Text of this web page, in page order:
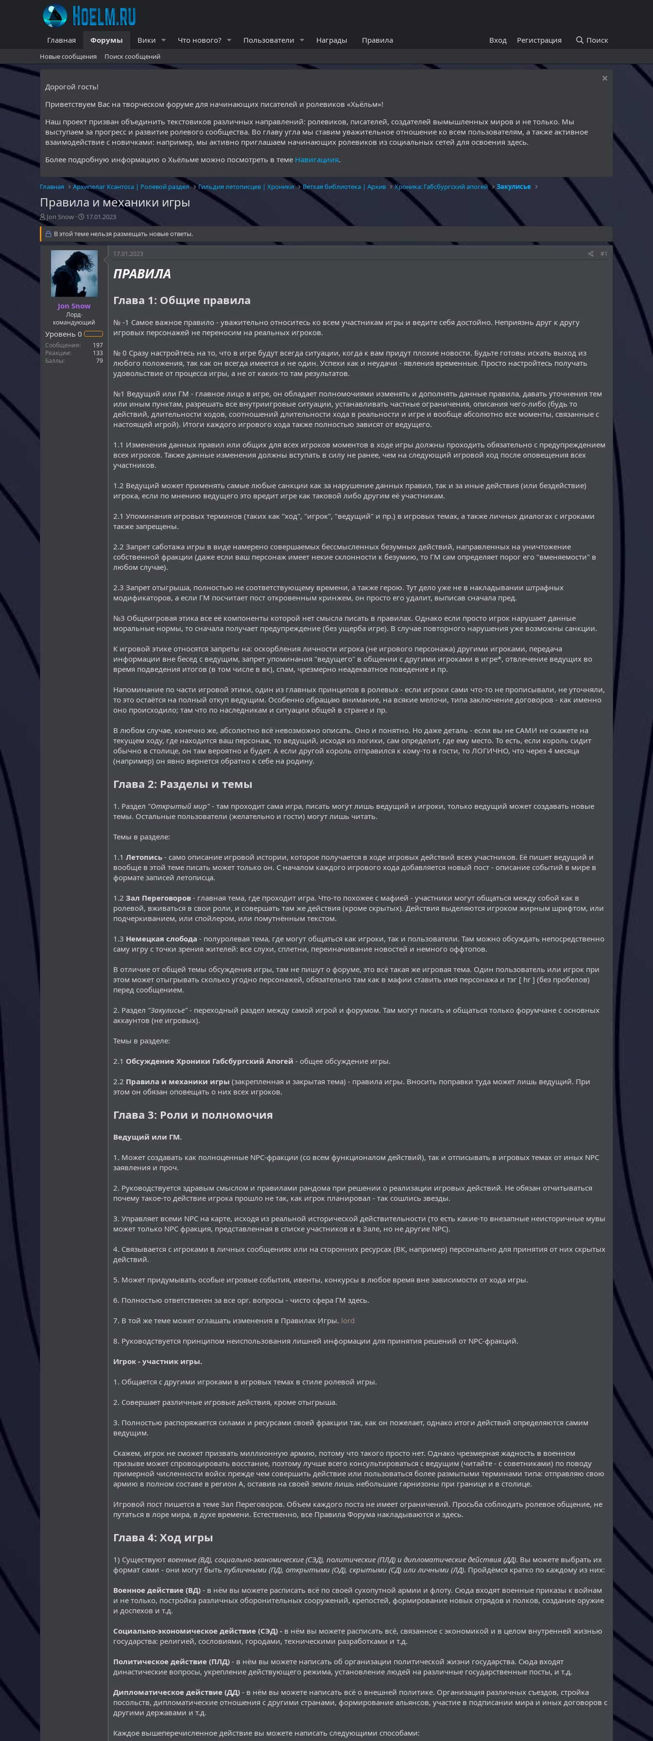
Главная Форумы Вики Что нового? Пользователи Награды Правила Вход Регистрация Поиск
Новые сообщения Поиск сообщений
Дорогой гость!
Приветствуем Вас на творческом форуме для начинающих писателей и ролевиков «Хьёльм»!
Наш проект призван объединить текстовиков различных направлений: ролевиков, писателей, создателей вымышленных миров и не только. Мы
выступаем за прогресс и развитие ролевого сообщества. Во главу угла мы ставим уважительное отношение ко всем пользователям, а также активное
взаимодействие с новичками: например, мы активно приглашаем начинающих ролевиков из социальных сетей для освоения здесь.
Более подробную информацию о Хьёльме можно посмотреть в теме Навигациия.
Главная Архипелаг Ксантоса | Ролевой раздел Гильдия летописцев | Хроники Ветхая библиотека | Архив Хроника: Габсбургский апогей Закулисье
Правила и механики игры
А
в
т
Jon Snow
Д
т
а
н
а
ч
а
л
а
17.01.2023
В этой теме нельзя размещать новые ответы.
Jon Snow
Лорд-
командующий
Уровень 0
Сообщения
197
Реакции
133
Баллы
79
17.01.2023 #1
ПРАВИЛА
Глава 1: Общие правила
№ -1 Самое важное правило - уважительно относитесь ко всем участникам игры и ведите себя достойно. Неприязнь друг к другу
игровых персонажей не переносим на реальных игроков.
№ 0 Сразу настройтесь на то, что в игре будут всегда ситуации, когда к вам придут плохие новости. Будьте готовы искать выход из
любого положения, так как он всегда имеется и не один. Успехи как и неудачи - явления временные. Просто настройтесь получать
удовольствие от процесса игры, а не от каких-то там результатов.
№1 Ведущий или ГМ - главное лицо в игре, он обладает полномочиями изменять и дополнять данные правила, давать уточнения тем
или иным пунктам, разрешать все внутриигровые ситуации, устанавливать частные ограничения, описания чего-либо (будь то
действий, длительности ходов, соотношений длительности хода в реальности и игре и вообще абсолютно все моменты, связанные с
настоящей игрой). Итоги каждого игрового хода также полностью зависят от ведущего.
1.1 Изменения данных правил или общих для всех игроков моментов в ходе игры должны проходить обязательно с предупреждением
всех игроков. Также данные изменения должны вступать в силу не ранее, чем на следующий игровой ход после оповещения всех
участников.
1.2 Ведущий может применять самые любые санкции как за нарушение данных правил, так и за иные действия (или бездействие)
игрока, если по мнению ведущего это вредит игре как таковой либо другим её участникам.
2.1 Упоминания игровых терминов (таких как "ход", "игрок", "ведущий" и пр.) в игровых темах, а также личных диалогах с игроками
также запрещены.
2.2 Запрет саботажа игры в виде намерено совершаемых бессмысленных безумных действий, направленных на уничтожение
собственной фракции (даже если ваш персонаж имеет некие склонности к безумию, то ГМ сам определяет порог его "вменяемости" в
любом случае).
2.3 Запрет отыгрыша, полностью не соответствующему времени, а также герою. Тут дело уже не в накладывании штрафных
модификаторов, а если ГМ посчитает пост откровенным кринжем, он просто его удалит, выписав сначала пред.
№3 Общеигровая этика все её компоненты которой нет смысла писать в правилах. Однако если просто игрок нарушает данные
моральные нормы, то сначала получает предупреждение (без ущерба игре). В случае повторного нарушения уже возможны санкции.
К игровой этике относятся запреты на: оскорбления личности игрока (не игрового персонажа) другими игроками, передача
информации вне бесед с ведущим, запрет упоминания "ведущего" в общении с другими игроками в игре*, отвлечение ведущих во
время подведения итогов (в том числе в вк), спам, чрезмерно неадекватное поведение и пр.
Напоминание по части игровой этики, один из главных принципов в ролевых - если игроки сами что-то не прописывали, не уточняли,
то это остаётся на полный откуп ведущим. Особенно обращаю внимание, на всякие мелочи, типа заключение договоров - как именно
оно происходило; там что по наследникам и ситуации общей в стране и пр.
В любом случае, конечно же, абсолютно всё невозможно описать. Оно и понятно. Но даже деталь - если вы не САМИ не скажете на
текущем ходу, где находится ваш персонаж, то ведущий, исходя из логики, сам определит, где ему место. То есть, если король сидит
обычно в столице, он там вероятно и будет. А если другой король отправился к кому-то в гости, то ЛОГИЧНО, что через 4 месяца
(например) он явно вернется обратно к себе на родину.
Глава 2: Разделы и темы
1. Раздел "Открытый мир" - там проходит сама игра, писать могут лишь ведущий и игроки, только ведущий может создавать новые
темы. Остальные пользователи (желательно и гости) могут лишь читать.
Темы в разделе:
1.1 Летопись - само описание игровой истории, которое получается в ходе игровых действий всех участников. Её пишет ведущий и
вообще в этой теме писать может только он. С началом каждого игрового хода добавляется новый пост - описание событий в мире в
формате записей летописца.
1.2 Зал Переговоров - главная тема, где проходит игра. Что-то похожее с мафией - участники могут общаться между собой как в
ролевой, вживаться в свои роли, и совершать там же действия (кроме скрытых). Действия выделяются игроком жирным шрифтом, или
подчеркиванием, или спойлером, или помутнённым текстом.
1.3 Немецкая слобода - полуролевая тема, где могут общаться как игроки, так и пользователи. Там можно обсуждать непосредственно
саму игру с точки зрения жителей: все слухи, сплетни, переиначивание новостей и немного оффтопов.
В отличие от общей темы обсуждения игры, там не пишут о форуме, это всё такая же игровая тема. Один пользователь или игрок при
этом может отыгрывать сколько угодно персонажей, обязательно там как в мафии ставить имя персонажа и тэг [ hr ] (без пробелов)
перед сообщением.
2. Раздел "Закулисье" - переходный раздел между самой игрой и форумом. Там могут писать и общаться только форумчане с основных
аккаунтов (не игровых).
Темы в разделе:
2.1 Обсуждение Хроники Габсбургский Апогей - общее обсуждение игры.
2.2 Правила и механики игры (закрепленная и закрытая тема) - правила игры. Вносить поправки туда может лишь ведущий. При
этом он обязан оповещать о них всех игроков.
Глава 3: Роли и полномочия
Ведущий или ГМ.
1. Может создавать как полноценные NPC-фракции (со всем функционалом действий), так и отписывать в игровых темах от иных NPC
заявления и проч.
2. Руководствуется здравым смыслом и правилами рандома при решении о реализации игровых действий. Не обязан отчитываться
почему такое-то действие игрока прошло не так, как игрок планировал - так сошлись звезды.
3. Управляет всеми NPC на карте, исходя из реальной исторической действительности (то есть какие-то внезапные неисторичные мувы
может только NPC фракция, представленная в списке участников и в Зале, но не другие NPC).
4. Связывается с игроками в личных сообщениях или на сторонних ресурсах (ВК, например) персонально для принятия от них скрытых
действий.
5. Может придумывать особые игровые события, ивенты, конкурсы в любое время вне зависимости от хода игры.
6. Полностью ответственен за все орг. вопросы - чисто сфера ГМ здесь.
7. В той же теме может оглашать изменения в Правилах Игры. lord
8. Руководствуется принципом неиспользования лишней информации для принятия решений от NPC-фракций.
Игрок - участник игры.
1. Общается с другими игроками в игровых темах в стиле ролевой игры.
2. Совершает различные игровые действия, кроме отыгрыша.
3. Полностью распоряжается силами и ресурсами своей фракции так, как он пожелает, однако итоги действий определяются самим
ведущим.
Скажем, игрок не сможет призвать миллионную армию, потому что такого просто нет. Однако чрезмерная жадность в военном
призыве может спровоцировать восстание, поэтому лучше всего консультироваться с ведущим (читайте - с советниками) по поводу
примерной численности войск прежде чем совершить действие или пользоваться более размытыми терминами типа: отправляю свою
армию в полном составе в регион А, оставив на своей земле лишь небольшие гарнизоны при границе и в столице.
Игровой пост пишется в теме Зал Переговоров. Объем каждого поста не имеет ограничений. Просьба соблюдать ролевое общение, не
путаться в лоре мира, в духе времени. Естественно, все Правила Форума накладываются и здесь.
Глава 4: Ход игры
1) Существуют военные (ВД), социально-экономические (СЭД), политические (ПЛД) и дипломатические действия (ДД). Вы можете выбрать их
формат сами - они могут быть публичными (ПД), открытыми (ОД), скрытыми (СД) или личными (ЛД). Пройдёмся кратко по каждому из них:
Военное действие (ВД) - в нём вы можете расписать всё по своей сухопутной армии и флоту. Сюда входят военные приказы к войнам
и не только, постройка различных оборонительных сооружений, крепостей, формирование новых отрядов и полков, создание оружие
и доспехов и т.д.
Социально-экономическое действие (СЭД) - в нём вы можете расписать всё, связанное с экономикой и в целом внутренней жизнью
государства: религией, сословиями, городами, техническими разработками и т.д.
Политическое действие (ПЛД) - в нём вы можете написать об организации политической жизни государства. Сюда входят
династические вопросы, укрепление действующего режима, установление людей на различные государственные посты, и т.д.
Дипломатическое действие (ДД) - в нём вы можете написать всё о внешней политике. Организация различных съездов, стройка
посольств, дипломатические отношения с другими странами, формирование альянсов, участие в подписании мира и иных договоров с
другими державами и т.д.
Каждое вышеперечисленное действие вы можете написать следующими способами: